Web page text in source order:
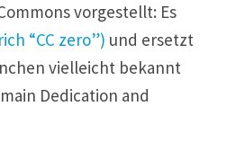
vorgestellt: Es
“CC zero”) und ersetzt
vielleicht bekannt
Dedication and